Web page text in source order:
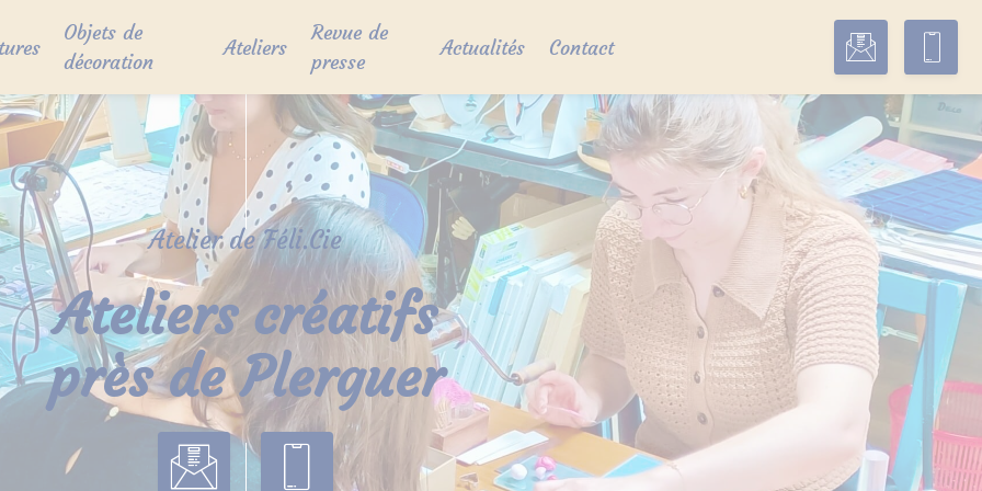
Objets de
décoration
Ateliers
Revue de
presse
Actualités Contact
Atelier de Féli.Cie
Ateliers créatifs
près de Plerguer